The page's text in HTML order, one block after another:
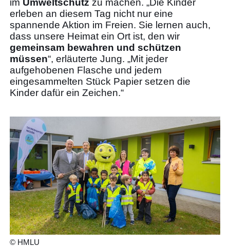
im Umweltschutz zu machen. „Die Kinder
erleben an diesem Tag nicht nur eine
spannende Aktion im Freien. Sie lernen auch,
dass unsere Heimat ein Ort ist, den wir
gemeinsam bewahren und schützen
müssen“, erläuterte Jung. „Mit jeder
aufgehobenen Flasche und jedem
eingesammelten Stück Papier setzen die
Kinder dafür ein Zeichen.“
© HMLU